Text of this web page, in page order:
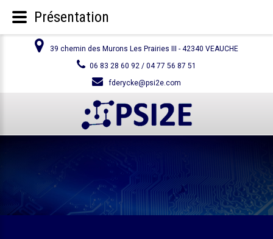
39 chemin des Murons Les Prairies III - 42340 VEAUCHE
06 83 28 60 92 / 04 77 56 87 51
fderycke@psi2e.com
Présentation